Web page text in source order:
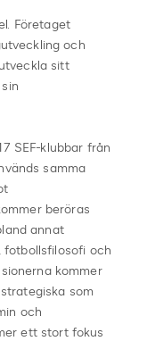
Företaget
och
sitt
SEF-klubbar från
samma
beröras
annat
fotbollsfilosofi och
kommer
som
och
ett stort fokus